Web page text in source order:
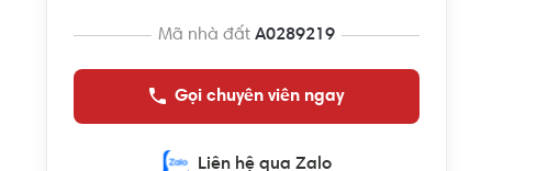
Mã nhà đất A0289219
Gọi chuyên viên ngay
Liên hệ qua Zalo